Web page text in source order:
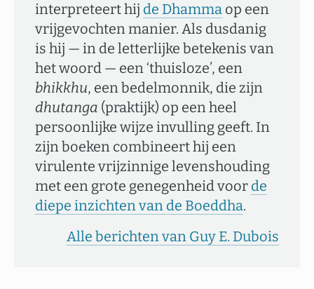
interpreteert hij de Dhamma op een
vrijgevochten manier. Als dusdanig
is hij — in de letterlijke betekenis van
het woord — een ‘thuisloze’, een
bhikkhu, een bedelmonnik, die zijn
dhutanga (praktijk) op een heel
persoonlijke wijze invulling geeft. In
zijn boeken combineert hij een
virulente vrijzinnige levenshouding
met een grote genegenheid voor de
diepe inzichten van de Boeddha.
Alle berichten van Guy E. Dubois